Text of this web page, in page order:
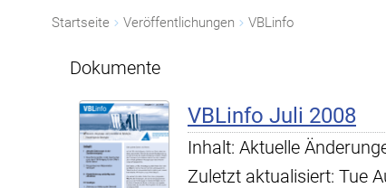
Startseite Veröffentlichungen VBLinfo
Dokumente
VBLinfo Juli 2008
Inhalt: Aktuelle
Zuletzt aktualisiert: Tue